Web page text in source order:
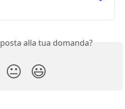
alla tua domanda?
😐 😃